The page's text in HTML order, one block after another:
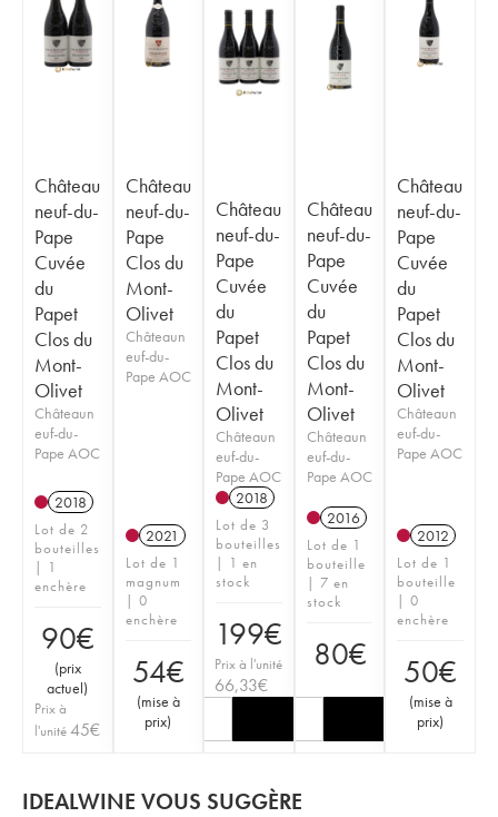
Château
neuf-du-
Pape
Cuvée
du
Papet
Clos du
Mont-
Olivet
Châteaun
euf-du-
Pape AOC
2018
Lot de 2
bouteilles
| 1
enchère
90€
(prix
actuel)
Prix à
l'unité45€
Château
neuf-du-
Pape
Clos du
Mont-
Olivet
Châteaun
euf-du-
Pape AOC
2021
Lot de 1
magnum
| 0
enchère
54€
(mise à
prix)
Château
neuf-du-
Pape
Cuvée
du
Papet
Clos du
Mont-
Olivet
Châteaun
euf-du-
Pape AOC
2018
Lot de 3
bouteilles
| 1 en
stock
199€
Prix à l'unité
66,33€
Château
neuf-du-
Pape
Cuvée
du
Papet
Clos du
Mont-
Olivet
Châteaun
euf-du-
Pape AOC
2016
Lot de 1
bouteille
| 7 en
stock
80€
Château
neuf-du-
Pape
Cuvée
du
Papet
Clos du
Mont-
Olivet
Châteaun
euf-du-
Pape AOC
2012
Lot de 1
bouteille
| 0
enchère
50€
(mise à
prix)
IDEALWINE VOUS SUGGÈRE